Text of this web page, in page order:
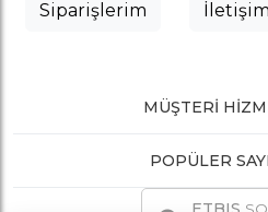
Siparişlerim İletişim
MÜŞTERI
POPÜLER